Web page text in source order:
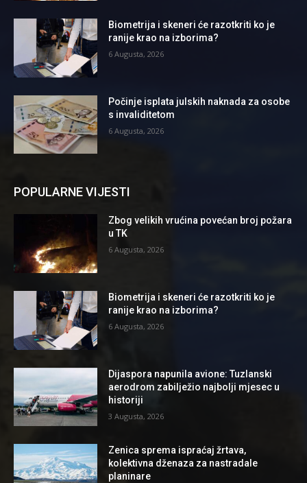
Biometrija i skeneri će razotkriti ko je
ranije krao na izborima?
6 Augusta, 2026
Počinje isplata julskih naknada za osobe
s invaliditetom
6 Augusta, 2026
POPULARNE VIJESTI
Zbog velikih vrućina povećan broj požara
u TK
6 Augusta, 2026
Biometrija i skeneri će razotkriti ko je
ranije krao na izborima?
6 Augusta, 2026
Dijaspora napunila avione: Tuzlanski
aerodrom zabilježio najbolji mjesec u
historiji
3 Augusta, 2026
Zenica sprema ispraćaj žrtava,
kolektivna dženaza za nastradale
planinare